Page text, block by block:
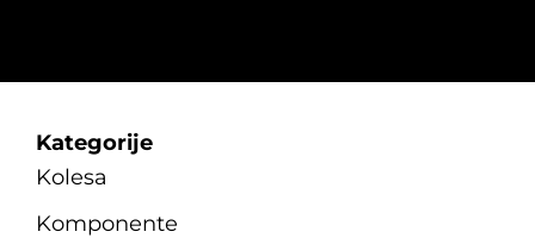
Kategorije
Kolesa
Komponente